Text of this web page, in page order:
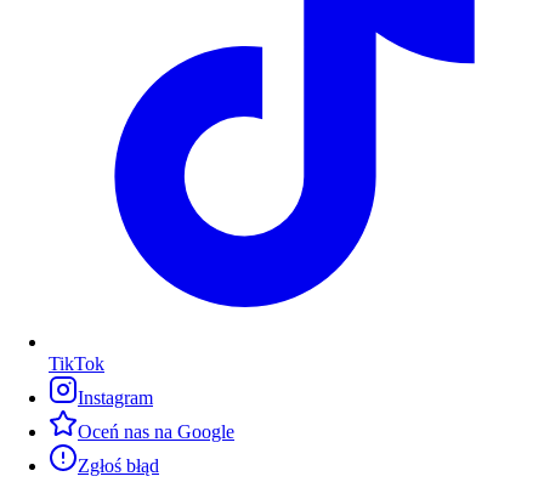
TikTok
Instagram
Oceń nas na Google
Zgłoś błąd